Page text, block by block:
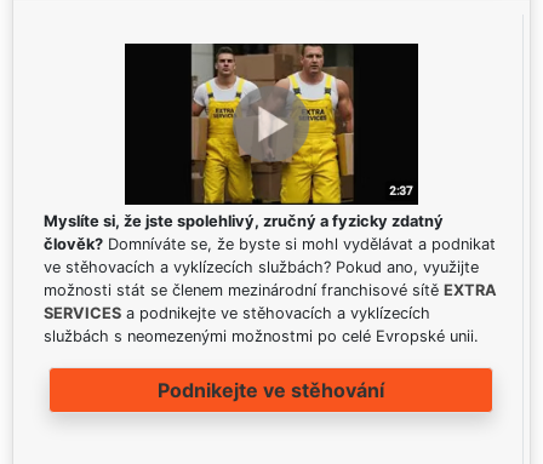
Myslíte si, že jste spolehlivý, zručný a fyzicky zdatný
člověk? Domníváte se, že byste si mohl vydělávat a podnikat
ve stěhovacích a vyklízecích službách? Pokud ano, využijte
možnosti stát se členem mezinárodní franchisové sítě EXTRA
SERVICES a podnikejte ve stěhovacích a vyklízecích
službách s neomezenými možnostmi po celé Evropské unii.
Podnikejte ve stěhování